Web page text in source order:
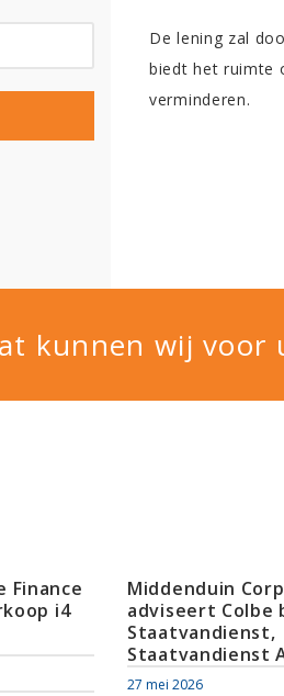
De lening zal
biedt het ruimte
verminderen.
kunnen wij voor
Finance
i4
Middenduin
adviseert Colbe
Staatvandienst,
Staatvandienst
27 mei 2026